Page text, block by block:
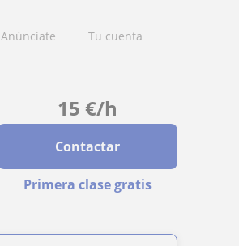
Anúnciate Tu cuenta
15 €/h
Contactar
Primera clase gratis